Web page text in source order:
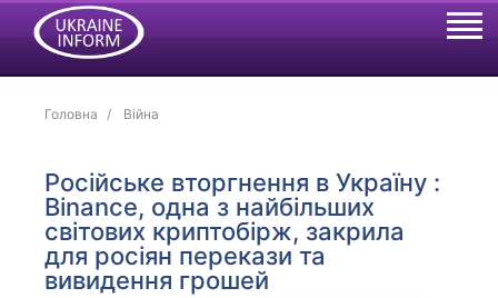
Головна Війна
Російське вторгнення в Україну :
Binance, одна з найбільших
світових криптобірж, закрила
для росіян перекази та
вивидення грошей